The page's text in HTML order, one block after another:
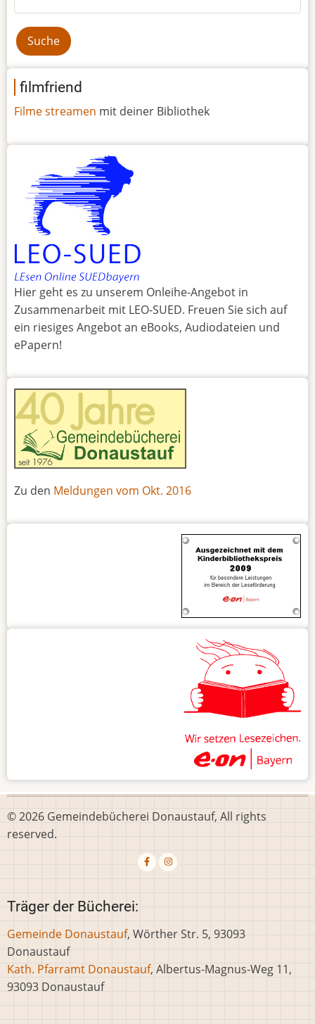
filmfriend
Filme streamen mit deiner Bibliothek
Hier geht es zu unserem Onleihe-Angebot in
Zusammenarbeit mit LEO-SUED. Freuen Sie sich auf
ein riesiges Angebot an eBooks, Audiodateien und
ePapern!
Zu den Meldungen vom Okt. 2016
© 2026 Gemeindebücherei Donaustauf, All rights
reserved.
Träger der Bücherei:
Gemeinde Donaustauf, Wörther Str. 5, 93093
Donaustauf
Kath. Pfarramt Donaustauf, Albertus-Magnus-Weg 11,
93093 Donaustauf